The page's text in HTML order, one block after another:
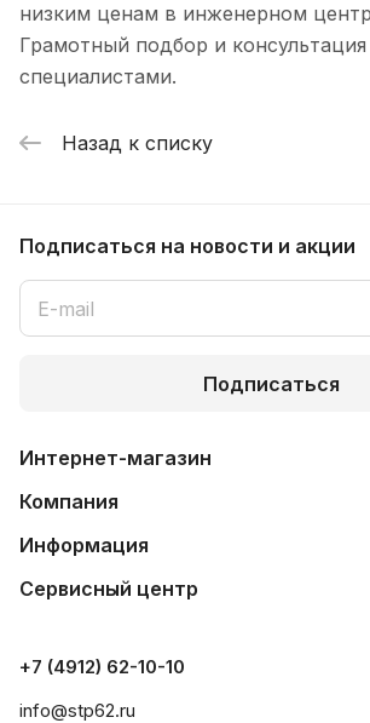
низким ценам в инженерном
Грамотный подбор и консультация
специалистами.
Назад к списку
Подписаться на новости и акции
Подписаться
Интернет-магазин
Компания
Информация
Сервисный центр
+7 (4912) 62-10-10
info@stp62.ru